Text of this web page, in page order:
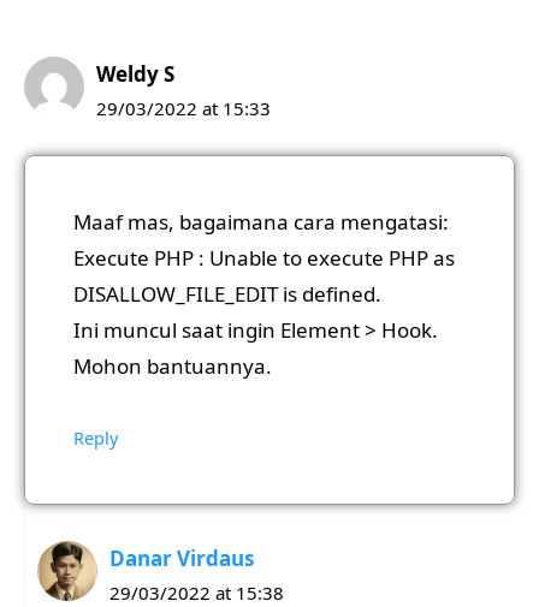
Weldy S
29/03/2022 at 15:33
Maaf mas, bagaimana cara mengatasi:
Execute PHP : Unable to execute PHP as
DISALLOW_FILE_EDIT is defined.
Ini muncul saat ingin Element > Hook.
Mohon bantuannya.
Reply
Danar Virdaus
29/03/2022 at 15:38